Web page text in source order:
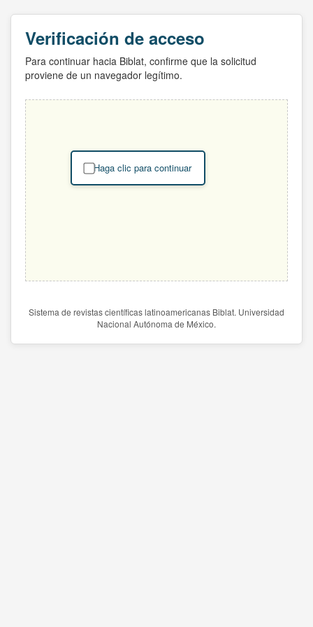
Verificación de acceso
Para continuar hacia Biblat, confirme que la solicitud
proviene de un navegador legítimo.
Haga clic para continuar
Sistema de revistas científicas latinoamericanas Biblat. Universidad
Nacional Autónoma de México.